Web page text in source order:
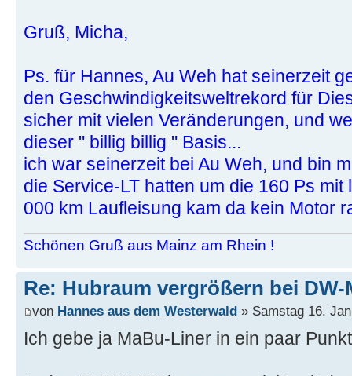
Gruß, Micha,
Ps. für Hannes, Au Weh hat seinerzeit
den Geschwindigkeitsweltrekord für
sicher mit vielen Veränderungen, und
dieser " billig billig " Basis...
ich war seinerzeit bei Au Weh, und bin
die Service-LT hatten um die 160 Ps
000 km Laufleisung kam da kein Motor
Schönen Gruß aus Mainz am Rhein !
Re: Hubraum vergrößern bei
von Hannes aus dem Westerwald » Samstag 16.
Ich gebe ja MaBu-Liner in ein paar